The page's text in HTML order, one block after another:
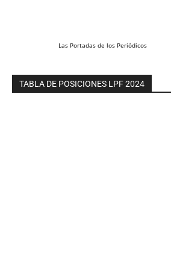
Las Portadas de los Periódicos
TABLA DE POSICIONES LPF 2024